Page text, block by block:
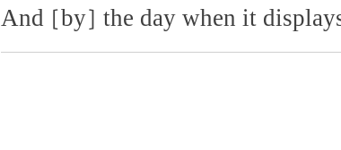
And [by] the day when it